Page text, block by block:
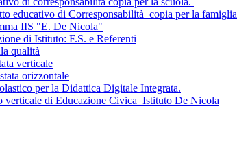
educativo di Corresponsabilità_copia per la famiglia
IIS "E. De Nicola"
di Istituto: F.S. e Referenti
qualità
verticale
orizzontale
per la Didattica Digitale Integrata.
verticale di Educazione Civica_Istituto De Nicola